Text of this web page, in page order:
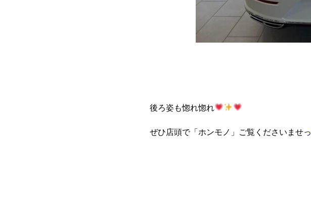
後ろ姿も惚れ惚れ
ぜひ店頭で「ホンモノ」ご覧くださいませっ